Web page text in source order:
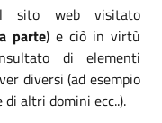
sito web visitato
parte) e ciò in virtù
di elementi
diversi (ad esempio
altri domini ecc..).